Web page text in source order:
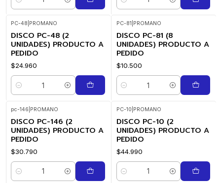
Cantidad Cantidad
PC-48 PROMANO
DISCO PC-48 (2
UNIDADES) PRODUCTO A
PEDIDO
$24.960
Cantidad
PC-81 PROMANO
DISCO PC-81 (8
UNIDADES) PRODUCTO A
PEDIDO
$10.500
Cantidad
pc-146 PROMANO
DISCO PC-146 (2
UNIDADES) PRODUCTO A
PEDIDO
$30.790
Cantidad
PC-10 PROMANO
DISCO PC-10 (2
UNIDADES) PRODUCTO A
PEDIDO
$44.990
Cantidad